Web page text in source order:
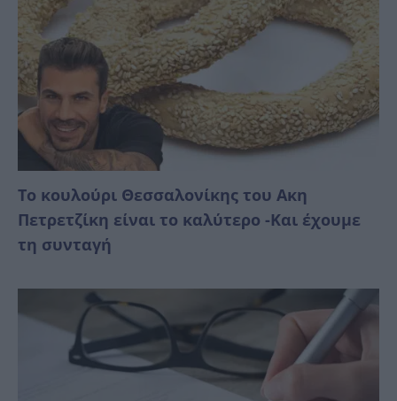
Το κουλούρι Θεσσαλονίκης του Ακη
Πετρετζίκη είναι το καλύτερο -Και έχουμε
τη συνταγή